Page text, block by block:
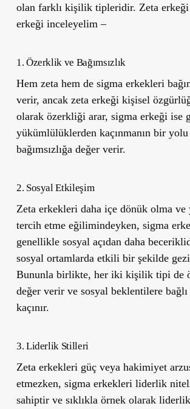
olan farklı kişilik tipleridir. Zeta erkeği
erkeği inceleyelim –
1. Özerklik ve Bağımsızlık
Hem zeta hem de sigma erkekleri
verir, ancak zeta erkeği kişisel
olarak özerkliği arar, sigma erkeği ise
yükümlülüklerden kaçınmanın bir
bağımsızlığa değer verir.
2. Sosyal Etkileşim
Zeta erkekleri daha içe dönük olma ve
tercih etme eğilimindeyken, sigma
genellikle sosyal açıdan daha
sosyal ortamlarda etkili bir şekilde
Bununla birlikte, her iki kişilik tipi de
değer verir ve sosyal beklentilere
kaçınır.
3. Liderlik Stilleri
Zeta erkekleri güç veya hakimiyet
etmezken, sigma erkekleri liderlik
sahiptir ve sıklıkla örnek olarak